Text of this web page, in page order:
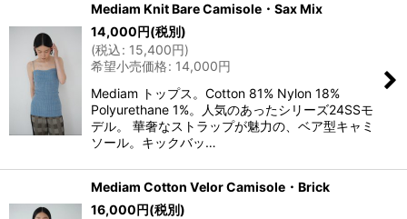
Mediam Knit Bare Camisole・Sax Mix
14,000円(税別)
(税込: 15,400円)
希望小売価格: 14,000円
Mediam トップス。Cotton 81% Nylon 18%
Polyurethane 1%。人気のあったシリーズ24SSモ
デル。 華奢なストラップが魅力の、ベア型キャミ
ソール。キックバッ…
Mediam Cotton Velor Camisole・Brick
16,000円(税別)